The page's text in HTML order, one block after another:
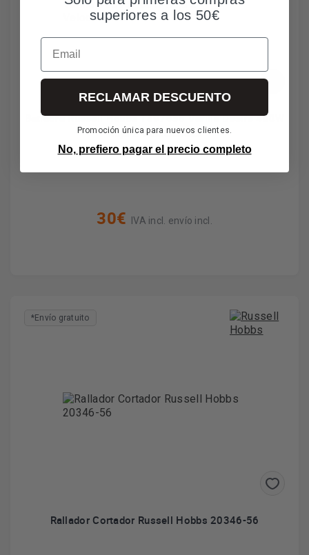
Batidora Russell Hobbs 1897656 Varilla Desire 400W
Roja 2 Velocidades
30€ IVA incl. envío incl.
*Envío gratuito
Rallador Cortador Russell Hobbs 20346-56
superiores a los 50€
Email
RECLAMAR DESCUENTO
Promoción única para nuevos clientes.
No, prefiero pagar el precio completo